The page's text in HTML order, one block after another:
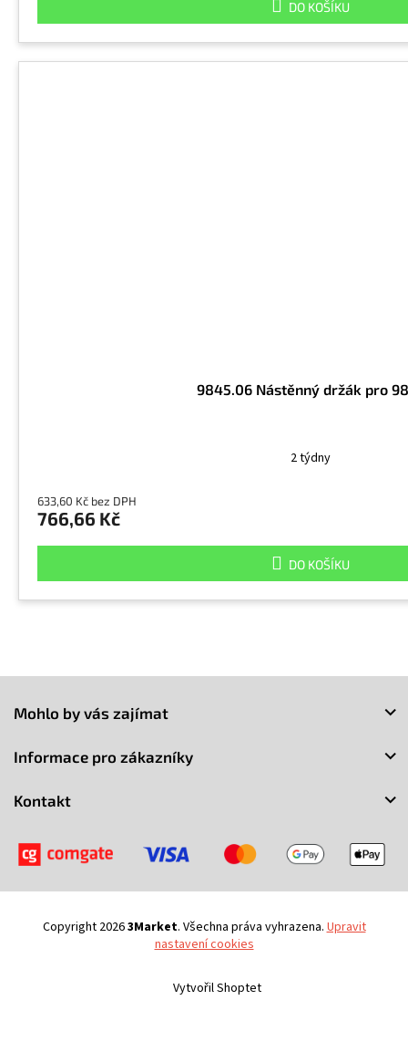
DO KOŠÍKU
9845.06 Nástěnný držák pro
2 týdny
633,60 Kč bez DPH
766,66 Kč
DO KOŠÍKU
Mohlo by vás zajímat
Informace pro zákazníky
Kontakt
Vytvořil Shoptet
Copyright 20263Market. Všechna práva vyhrazena. Upravit
nastavení cookies